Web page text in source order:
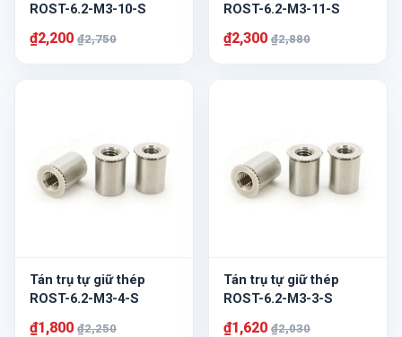
ROST-6.2-M3-10-S
₫2,200 ₫2,750
ROST-6.2-M3-11-S
₫2,300 ₫2,880
Tán trụ tự giữ thép
ROST-6.2-M3-4-S
₫1,800 ₫2,250
Tán trụ tự giữ thép
ROST-6.2-M3-3-S
₫1,620 ₫2,030